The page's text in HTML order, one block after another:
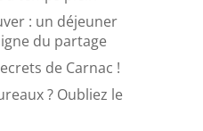
: un déjeuner
du partage
de Carnac !
? Oubliez le